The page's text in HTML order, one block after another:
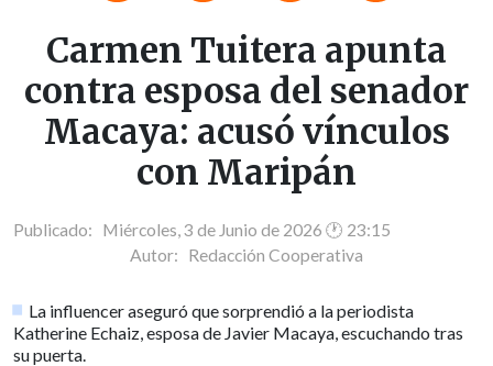
Carmen Tuitera apunta
contra esposa del senador
Macaya: acusó vínculos
con Maripán
Publicado: Miércoles, 3 de Junio de 2026 🕐 23:15
Autor: Redacción Cooperativa
La influencer aseguró que sorprendió a la periodista
Katherine Echaiz, esposa de Javier Macaya, escuchando tras
su puerta.